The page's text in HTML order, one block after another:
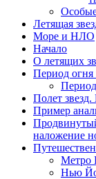
Летящая
Море и НЛО
Начало
О летящих
Период огня
Полет
Пример
наложение
Метро
Нью